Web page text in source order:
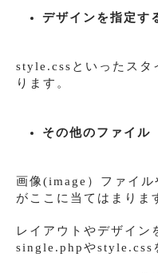
デザインを指定す
style.cssといったスタ
ります。
その他のファイル
画像(image）ファイ
がここに当てはまりま
レイアウトやデザイン
single.phpやstyle.css